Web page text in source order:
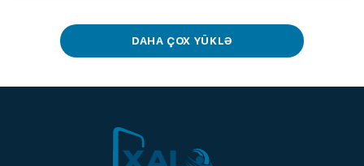
DAHA ÇOX YÜKLƏ